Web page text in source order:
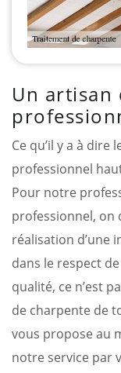
Un
Ce qu’il y a à dire
professionnel
Pour notre
professionnel, on
réalisation d’une
dans le respect
qualité, ce n’est
de charpente de
vous propose au
notre service par